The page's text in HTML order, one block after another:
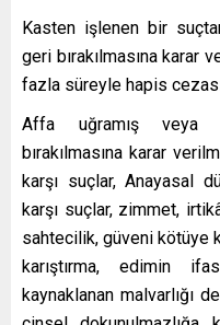
Kasten işlenen bir
geri bırakılmasına karar
fazla süreyle hapis
Affa uğramış veya
bırakılmasına karar
karşı suçlar, Anayasal
karşı suçlar, zimmet,
sahtecilik, güveni kötüye
karıştırma, edimin
kaynaklanan malvarlığı